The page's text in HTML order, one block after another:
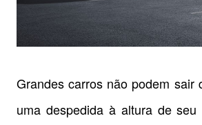
Grandes carros não podem sair
uma despedida à altura de